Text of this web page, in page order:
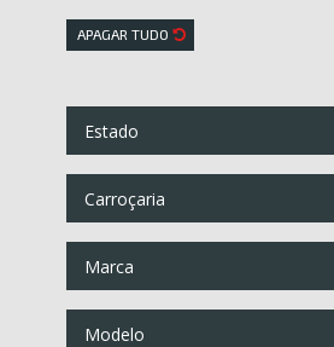
APAGAR TUDO
Estado
Carroçaria
Marca
Modelo